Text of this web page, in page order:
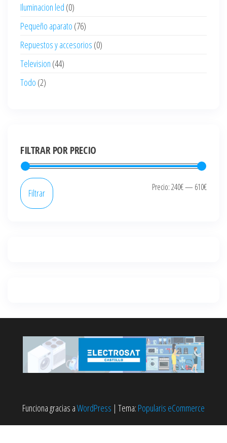
Iluminacion led (0)
Pequeño aparato (76)
Repuestos y accesorios (0)
Television (44)
Todo (2)
FILTRAR POR PRECIO
Precio
Precio
Filtrar Precio:240€— 610€
Funciona gracias aWordPress | Tema: Popularis eCommerce